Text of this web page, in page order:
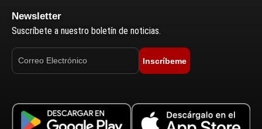
Newsletter
Suscríbete a nuestro boletín de noticias.
Inscríbeme